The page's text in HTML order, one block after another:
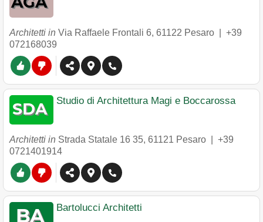
Architetti in Via Raffaele Frontali 6, 61122 Pesaro
+39
072168039
Studio di Architettura Magi e Boccarossa
Architetti in Strada Statale 16 35, 61121 Pesaro
+39
0721401914
Bartolucci Architetti